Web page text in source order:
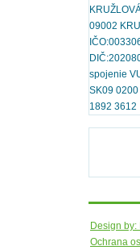
09002
spojenie
SK09
1892 3612
Design by:
Ochrana